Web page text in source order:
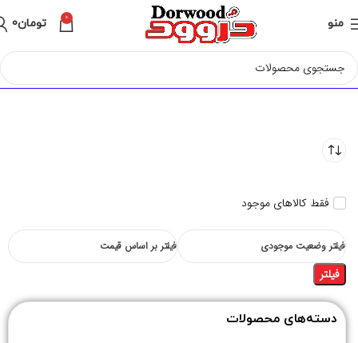
منو 0 تومان0
فقط کالاهای موجود
فیلتر وضعیت موجودی فیلتر بر اساس قیمت
فیلتر
دسته‌های محصولات